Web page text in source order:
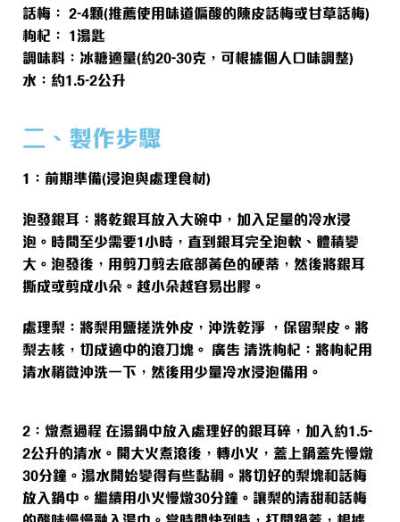
話梅： 2-4顆(推薦使用味道偏酸的陳皮話梅或甘草話梅)
枸杞： 1湯匙
調味料：冰糖適量(約20-30克，可根據個人口味調整)
水：約1.5-2公升
二、製作步驟
1：前期準備(浸泡與處理食材)
泡發銀耳：將乾銀耳放入大碗中，加入足量的冷水浸
泡。時間至少需要1小時，直到銀耳完全泡軟、體積變
大。泡發後，用剪刀剪去底部黃色的硬蒂，然後將銀耳
撕成或剪成小朵。越小朵越容易出膠。
處理梨：將梨用鹽搓洗外皮，沖洗乾淨 ，保留梨皮。將
梨去核，切成適中的滾刀塊。 廣告 清洗枸杞：將枸杞用
清水稍微沖洗一下，然後用少量冷水浸泡備用。
2：燉煮過程 在湯鍋中放入處理好的銀耳碎，加入約1.5-
2公升的清水。開大火煮滾後，轉小火，蓋上鍋蓋先慢燉
30分鐘。湯水開始變得有些黏稠。將切好的梨塊和話梅
放入鍋中。繼續用小火慢燉30分鐘。讓梨的清甜和話梅